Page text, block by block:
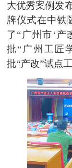
大优秀案例发
牌仪式在中铁
了“广州市‘产
批“广州工匠
批“产改”试点